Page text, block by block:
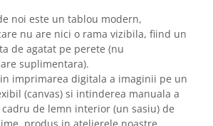
noi este un tablou modern,
nu are nici o rama vizibila, fiind un
de agatat pe perete (nu
suplimentara).
imprimarea digitala a imaginii pe un
(canvas) si intinderea manuala a
de lemn interior (un sasiu) de